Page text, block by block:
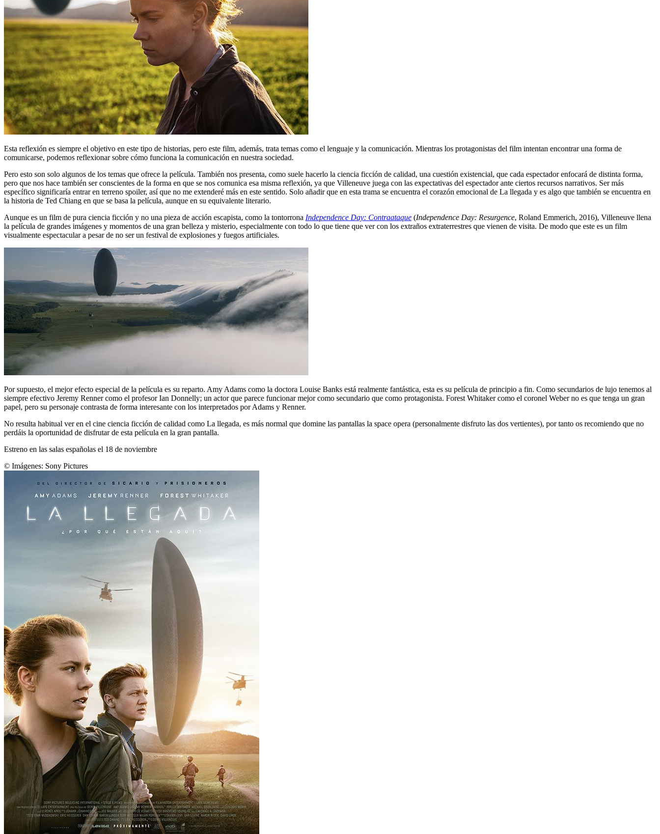
Esta reflexión es siempre el objetivo en este tipo de historias, pero este film, además, trata temas como el lenguaje y la comunicación. Mientras los protagonistas del film intentan encontrar una forma de
comunicarse, podemos reflexionar sobre cómo funciona la comunicación en nuestra sociedad.
Pero esto son solo algunos de los temas que ofrece la película. También nos presenta, como suele hacerlo la ciencia ficción de calidad, una cuestión existencial, que cada espectador enfocará de distinta forma,
pero que nos hace también ser conscientes de la forma en que se nos comunica esa misma reflexión, ya que Villeneuve juega con las expectativas del espectador ante ciertos recursos narrativos. Ser más
específico significaría entrar en terreno spoiler, así que no me extenderé más en este sentido. Solo añadir que en esta trama se encuentra el corazón emocional de La llegada y es algo que también se encuentra en
la historia de Ted Chiang en que se basa la película, aunque en su equivalente literario.
Aunque es un film de pura ciencia ficción y no una pieza de acción escapista, como la tontorrona Independence Day: Contraataque (Independence Day: Resurgence, Roland Emmerich, 2016), Villeneuve llena
la película de grandes imágenes y momentos de una gran belleza y misterio, especialmente con todo lo que tiene que ver con los extraños extraterrestres que vienen de visita. De modo que este es un film
visualmente espectacular a pesar de no ser un festival de explosiones y fuegos artificiales.
Por supuesto, el mejor efecto especial de la película es su reparto. Amy Adams como la doctora Louise Banks está realmente fantástica, esta es su película de principio a fin. Como secundarios de lujo tenemos al
siempre efectivo Jeremy Renner como el profesor Ian Donnelly; un actor que parece funcionar mejor como secundario que como protagonista. Forest Whitaker como el coronel Weber no es que tenga un gran
papel, pero su personaje contrasta de forma interesante con los interpretados por Adams y Renner.
No resulta habitual ver en el cine ciencia ficción de calidad como La llegada, es más normal que domine las pantallas la space opera (personalmente disfruto las dos vertientes), por tanto os recomiendo que no
perdáis la oportunidad de disfrutar de esta película en la gran pantalla.
Estreno en las salas españolas el 18 de noviembre
© Imágenes: Sony Pictures